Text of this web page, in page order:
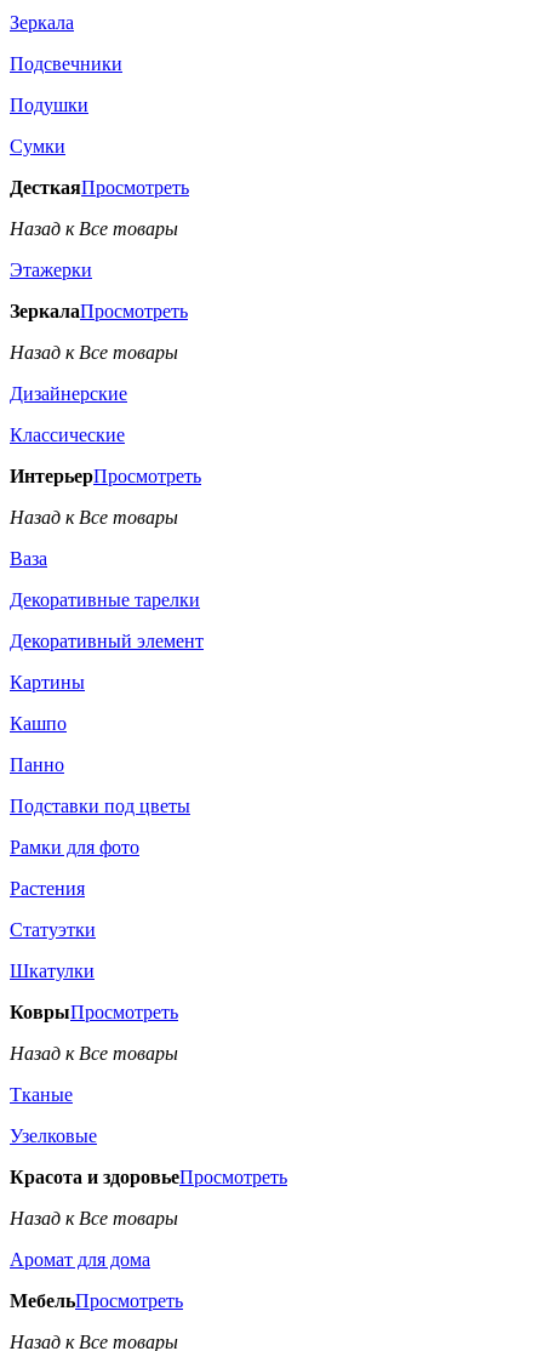
Зеркала
Подсвечники
Подушки
Сумки
ДесткаяПросмотреть
Назад к Все товары
Этажерки
ЗеркалаПросмотреть
Назад к Все товары
Дизайнерские
Классические
ИнтерьерПросмотреть
Назад к Все товары
Ваза
Декоративные тарелки
Декоративный элемент
Картины
Кашпо
Панно
Подставки под цветы
Рамки для фото
Растения
Статуэтки
Шкатулки
КоврыПросмотреть
Назад к Все товары
Тканые
Узелковые
Красота и здоровьеПросмотреть
Назад к Все товары
Аромат для дома
МебельПросмотреть
Назад к Все товары